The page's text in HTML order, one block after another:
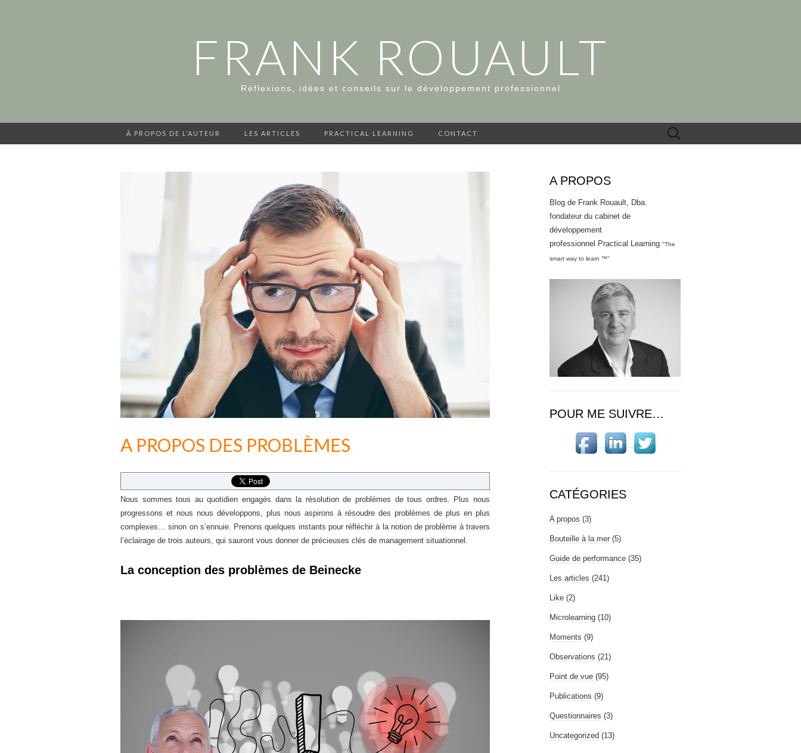
FRANK ROUAULT
Réflexions, idées et conseils sur le développement professionnel
À PROPOS DE L’AUTEUR LES ARTICLES PRACTICAL LEARNING CONTACT Rechercher :
A PROPOS DES PROBLÈMES
Nous sommes tous au quotidien engagés dans la résolution de problèmes de tous ordres. Plus nous
progressons et nous nous développons, plus nous aspirons à résoudre des problèmes de plus en plus
complexes… sinon on s’ennuie. Prenons quelques instants pour réfléchir à la notion de problème à travers
l’éclairage de trois auteurs, qui sauront vous donner de précieuses clés de management situationnel.
La conception des problèmes de Beinecke
A PROPOS
Blog de Frank Rouault, Dba.
fondateur du cabinet de
développement
professionnel Practical Learning "The
smart way to learn ™"
POUR ME SUIVRE…
CATÉGORIES
A propos (3)
Bouteille à la mer (5)
Guide de performance (35)
Les articles (241)
Like (2)
Microlearning (10)
Moments (9)
Observations (21)
Point de vue (95)
Publications (9)
Questionnaires (3)
Uncategorized (13)